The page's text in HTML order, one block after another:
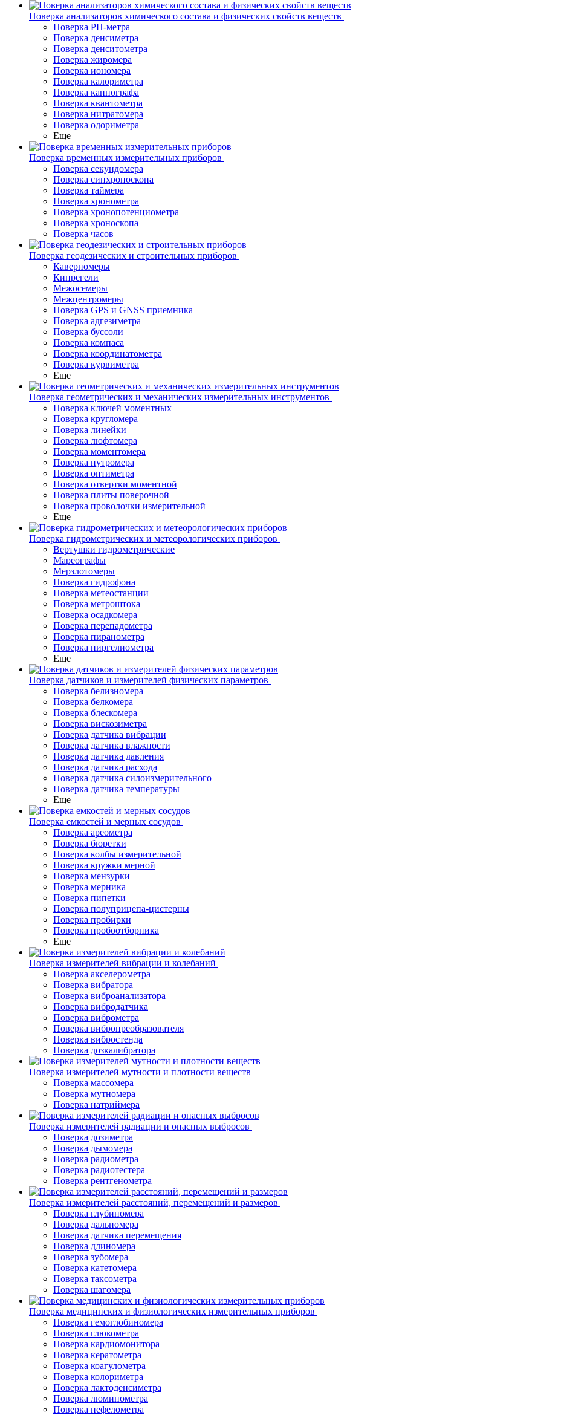
Поверка анализаторов химического состава и физических свойств веществ
Поверка PH-метра
Поверка денсиметра
Поверка денситометра
Поверка жиромера
Поверка иономера
Поверка калориметра
Поверка капнографа
Поверка квантометра
Поверка нитратомера
Поверка одориметра
Еще
Поверка временных измерительных приборов
Поверка секундомера
Поверка синхроноскопа
Поверка таймера
Поверка хронометра
Поверка хронопотенциометра
Поверка хроноскопа
Поверка часов
Поверка геодезических и строительных приборов
Каверномеры
Кипрегели
Межосемеры
Межцентромеры
Поверка GPS и GNSS приемника
Поверка адгезиметра
Поверка буссоли
Поверка компаса
Поверка координатометра
Поверка курвиметра
Еще
Поверка геометрических и механических измерительных инструментов
Поверка ключей моментных
Поверка кругломера
Поверка линейки
Поверка люфтомера
Поверка моментомера
Поверка нутромера
Поверка оптиметра
Поверка отвертки моментной
Поверка плиты поверочной
Поверка проволочки измерительной
Еще
Поверка гидрометрических и метеорологических приборов
Вертушки гидрометрические
Мареографы
Мерзлотомеры
Поверка гидрофона
Поверка метеостанции
Поверка метроштока
Поверка осадкомера
Поверка перепадометра
Поверка пиранометра
Поверка пиргелиометра
Еще
Поверка датчиков и измерителей физических параметров
Поверка белизномера
Поверка белкомера
Поверка блескомера
Поверка вискозиметра
Поверка датчика вибрации
Поверка датчика влажности
Поверка датчика давления
Поверка датчика расхода
Поверка датчика силоизмерительного
Поверка датчика температуры
Еще
Поверка емкостей и мерных сосудов
Поверка ареометра
Поверка бюретки
Поверка колбы измерительной
Поверка кружки мерной
Поверка мензурки
Поверка мерника
Поверка пипетки
Поверка полуприцепа-цистерны
Поверка пробирки
Поверка пробоотборника
Еще
Поверка измерителей вибрации и колебаний
Поверка акселерометра
Поверка вибратора
Поверка виброанализатора
Поверка вибродатчика
Поверка виброметра
Поверка вибропреобразователя
Поверка вибростенда
Поверка дозкалибратора
Поверка измерителей мутности и плотности веществ
Поверка массомера
Поверка мутномера
Поверка натриймера
Поверка измерителей радиации и опасных выбросов
Поверка дозиметра
Поверка дымомера
Поверка радиометра
Поверка радиотестера
Поверка рентгенометра
Поверка измерителей расстояний, перемещений и размеров
Поверка глубиномера
Поверка дальномера
Поверка датчика перемещения
Поверка длиномера
Поверка зубомера
Поверка катетомера
Поверка таксометра
Поверка шагомера
Поверка медицинских и физиологических измерительных приборов
Поверка гемоглобиномера
Поверка глюкометра
Поверка кардиомонитора
Поверка кератометра
Поверка коагулометра
Поверка колориметра
Поверка лактоденсиметра
Поверка люминометра
Поверка нефелометра